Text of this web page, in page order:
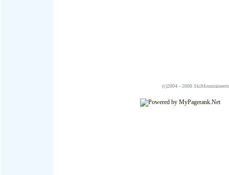
(c)2004 - 2008